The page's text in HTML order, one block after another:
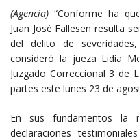
(Agencia) “Conforme ha
Juan José Fallesen resulta
del delito de
consideró la jueza Lidia
Juzgado Correccional 3 de
partes este lunes 23 de
En sus fundamentos la
declaraciones